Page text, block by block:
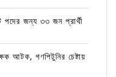
পদের জন্য ৩৩ জন প্রার্থী
আটক, গণপিটুনির চেষ্টায়